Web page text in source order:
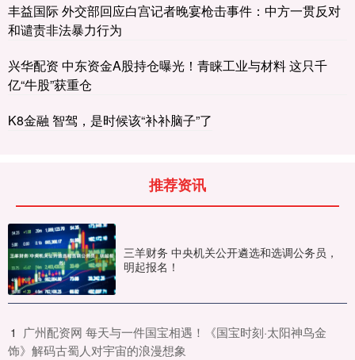
丰益国际 外交部回应白宫记者晚宴枪击事件：中方一贯反对
和谴责非法暴力行为
兴华配资 中东资金A股持仓曝光！青睐工业与材料 这只千
亿“牛股”获重仓
K8金融 智驾，是时候该“补补脑子”了
推荐资讯
三羊财务 中央机关公开遴选和选调公务员，
明起报名！
1 ​广州配资网 每天与一件国宝相遇！《国宝时刻·太阳神鸟金
饰》解码古蜀人对宇宙的浪漫想象